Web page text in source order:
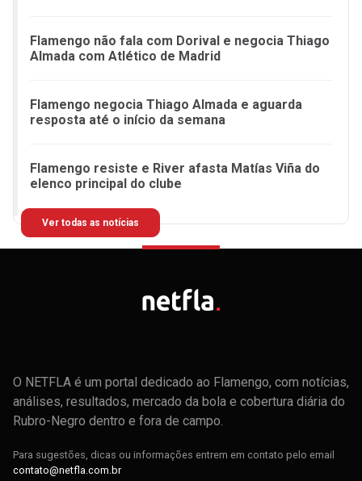
Flamengo não fala com Dorival e negocia Thiago
Almada com Atlético de Madrid
Flamengo negocia Thiago Almada e aguarda
resposta até o início da semana
Flamengo resiste e River afasta Matías Viña do
elenco principal do clube
Ver todas as notícias
O NETFLA é um portal dedicado ao Flamengo, com notícias,
análises, resultados, mercado da bola e cobertura diária do
Rubro-Negro dentro e fora de campo.
Para sugestões, dicas ou informações entrem em contato pelo email
contato@netfla.com.br